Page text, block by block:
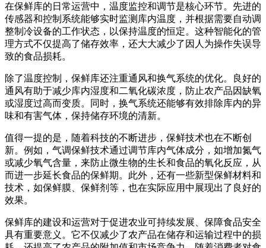
在保鲜库的日常运营中，温度监控和调节是核心环节。先进的
传感器和控制系统能够实时监测库内温度，并根据需要自动调
整制冷设备的工作状态，以保持温度的恒定。这种智能化的管
理方式不仅提高了储存效率，还大大减少了因人为操作失误导
致的食品损耗。
除了温度控制，保鲜库还注重通风和换气系统的优化。良好的
通风有助于减少库内湿度和二氧化碳浓度，防止农产品因缺氧
或湿度过高而变质。同时，换气系统还能够有效排除库内的异
味和有害气体，保持储存环境的清新。
值得一提的是，随着科技的不断进步，保鲜技术也在不断创
新。例如，气调保鲜技术通过调节库内气体成分，如增加氮气
或减少氧气含量，来防止微生物的生长和食品的氧化反应，从
而进一步延长食品的保鲜期。此外，还有一些新型保鲜材料和
技术，如保鲜膜、保鲜剂等，也在实际应用中展现出了良好的
效果。
保鲜库的建设和运营对于促进农业可持续发展、保障食品安全
具有重要意义。它不仅减少了农产品在储存和运输过程中的损